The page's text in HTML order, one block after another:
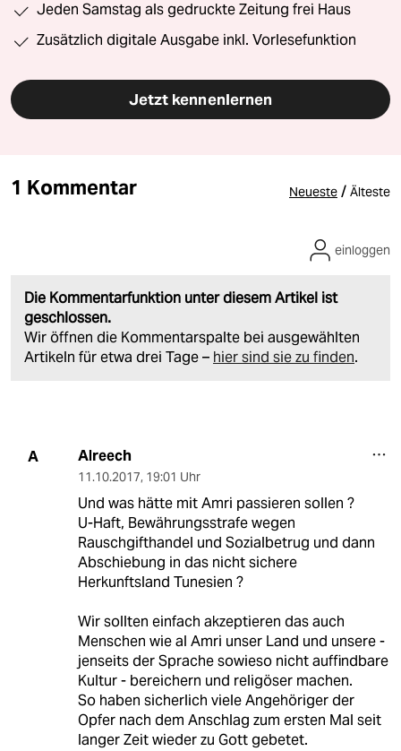
Jeden Samstag als gedruckte Zeitung frei Haus
Zusätzlich digitale Ausgabe inkl. Vorlesefunktion
Jetzt kennenlernen
1 Kommentar Neueste / Älteste
Die Kommentarfunktion unter diesem Artikel ist
geschlossen.
Wir öffnen die Kommentarspalte bei ausgewählten
Artikeln für etwa drei Tage – hier sind sie zu finden.
einloggen
A Alreech
11.10.2017, 19:01 Uhr
Und was hätte mit Amri passieren sollen ?
U-Haft, Bewährungsstrafe wegen
Rauschgifthandel und Sozialbetrug und dann
Abschiebung in das nicht sichere
Herkunftsland Tunesien ?
Wir sollten einfach akzeptieren das auch
Menschen wie al Amri unser Land und unsere -
jenseits der Sprache sowieso nicht auffindbare
Kultur - bereichern und religöser machen.
So haben sicherlich viele Angehöriger der
Opfer nach dem Anschlag zum ersten Mal seit
langer Zeit wieder zu Gott gebetet.